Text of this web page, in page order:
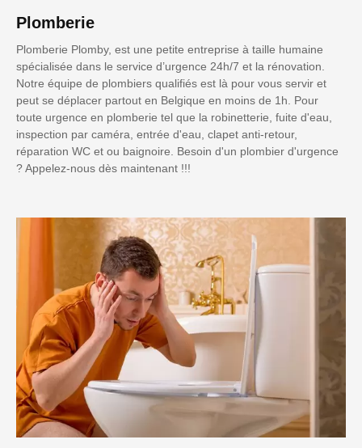
Plomberie
Plomberie Plomby, est une petite entreprise à taille humaine
spécialisée dans le service d’urgence 24h/7 et la rénovation.
Notre équipe de plombiers qualifiés est là pour vous servir et
peut se déplacer partout en Belgique en moins de 1h. Pour
toute urgence en plomberie tel que la robinetterie, fuite d'eau,
inspection par caméra, entrée d'eau, clapet anti-retour,
réparation WC et ou baignoire. Besoin d'un plombier d'urgence
? Appelez-nous dès maintenant !!!